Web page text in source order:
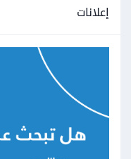
إعلانات